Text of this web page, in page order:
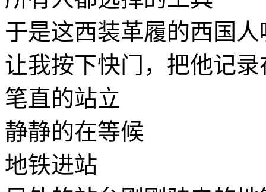
于是这西装革履的西国
让我按下快门，把他记
笔直的站立
静静的在等候
地铁进站